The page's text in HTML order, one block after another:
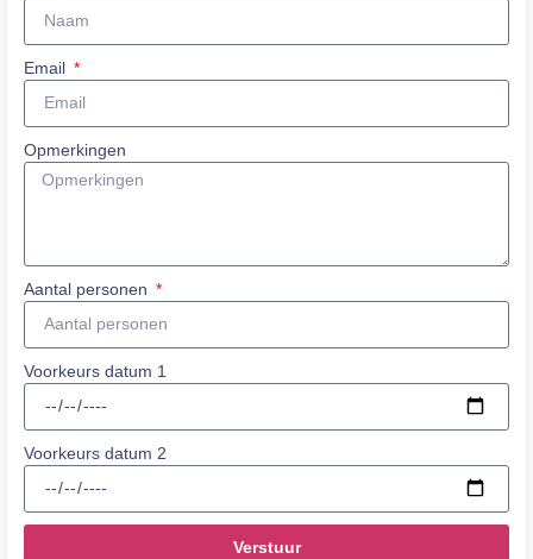
Email
Opmerkingen
Aantal personen
Voorkeurs datum 1
Voorkeurs datum 2
Verstuur